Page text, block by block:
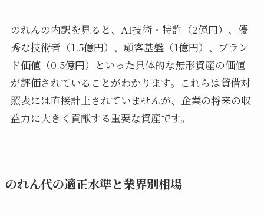
のれんの内訳を見ると、AI技術・特許（2億円）、優
秀な技術者（1.5億円）、顧客基盤（1億円）、ブラン
ド価値（0.5億円）といった具体的な無形資産の価値
が評価されていることがわかります。これらは貸借対
照表には直接計上されていませんが、企業の将来の収
益力に大きく貢献する重要な資産です。
のれん代の適正水準と業界別相場